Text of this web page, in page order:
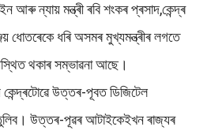
আৰু ন্যায় মন্ত্ৰী ৰবি শংকৰ প্ৰসাদ,কেন্দ্ৰ
ধোতৰেকে ধৰি অসমৰ মুখ্যমন্ত্ৰীৰ লগতে
থকাৰ সম্ভাৱনা আছে।
কেন্দ্ৰটোৱে উত্তৰ-পূবত ডিজিটেল
উত্তৰ-পূৱৰ আটাইকেইখন ৰাজ্যৰ